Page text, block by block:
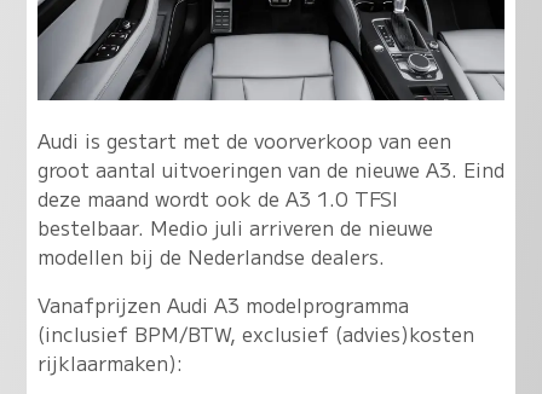
Audi is gestart met de voorverkoop van een
groot aantal uitvoeringen van de nieuwe A3. Eind
deze maand wordt ook de A3 1.0 TFSI
bestelbaar. Medio juli arriveren de nieuwe
modellen bij de Nederlandse dealers.
Vanafprijzen Audi A3 modelprogramma
(inclusief BPM/BTW, exclusief (advies)kosten
rijklaarmaken):